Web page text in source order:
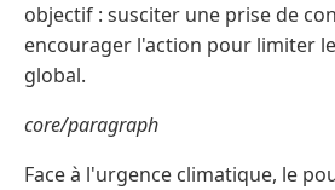
objectif : susciter une prise de
encourager l'action pour limiter
global.
core/paragraph
Face à l'urgence climatique, le